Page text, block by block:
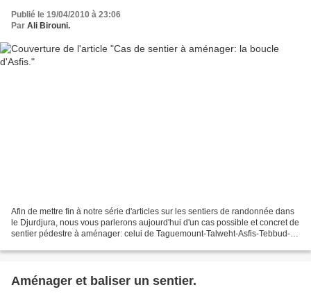
Publié le 19/04/2010 à 23:06
Par Ali Birouni.
Afin de mettre fin à notre série d'articles sur les sentiers de randonnée dans
le Djurdjura, nous vous parlerons aujourd'hui d'un cas possible et concret de
sentier pédestre à aménager: celui de Taguemount-Talweht-Asfis-Tebbud-
Aménager et baliser un sentier.